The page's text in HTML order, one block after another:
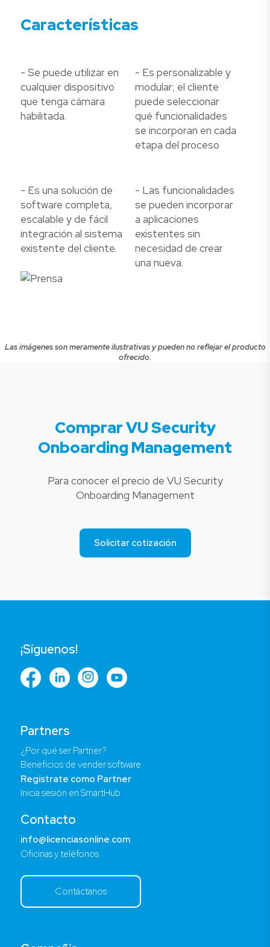
Características
- Se puede utilizar en
cualquier dispositivo
que tenga cámara
habilitada.
- Es personalizable y
modular; el cliente
puede seleccionar
qué funcionalidades
se incorporan en cada
etapa del proceso
- Es una solución de
software completa,
escalable y de fácil
integración al sistema
existente del cliente.
- Las funcionalidades
se pueden incorporar
a aplicaciones
existentes sin
necesidad de crear
una nueva.
Las imágenes son meramente ilustrativas y pueden no reflejar el producto
ofrecido.
Comprar VU Security
Onboarding Management
Para conocer el precio de VU Security
Onboarding Management
Solicitar cotización
Partners
¿Por qué ser Partner?
Beneficios de vender software
Regístrate como Partner
Inicia sesión en SmartHub
Contacto
info@licenciasonline.com
Oficinas y teléfonos
Contáctanos
¡Síguenos!